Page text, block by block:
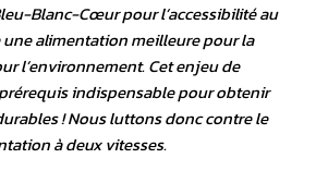
Blanc-Cœur pour l’accessibilité au
alimentation meilleure pour la
l’environnement. Cet enjeu de
indispensable pour obtenir
! Nous luttons donc contre le
à deux vitesses.